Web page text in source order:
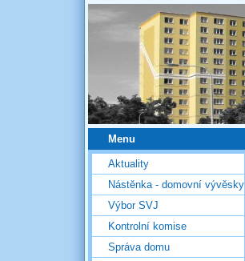
Menu
Aktuality
Nástěnka - domovní vývěsky
Výbor SVJ
Kontrolní komise
Správa domu